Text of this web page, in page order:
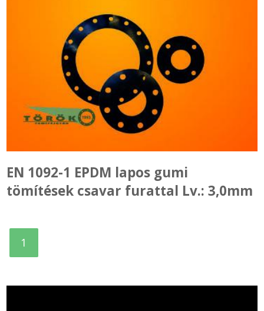
EN 1092-1 EPDM lapos gumi
tömítések csavar furattal Lv.: 3,0mm
1